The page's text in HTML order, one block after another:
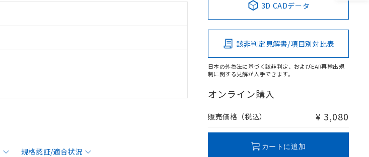
規格認証/適合状況
3D CADデータ
該非判定見解書/項目別対比表
日本の外為法に基づく該非判定、およびEAR再輸出規
制に関する見解が入手できます。
オンライン購入
販売価格（税込） ¥ 3,080
カートに追加